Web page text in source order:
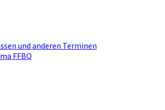
und anderen Terminen
FFBQ